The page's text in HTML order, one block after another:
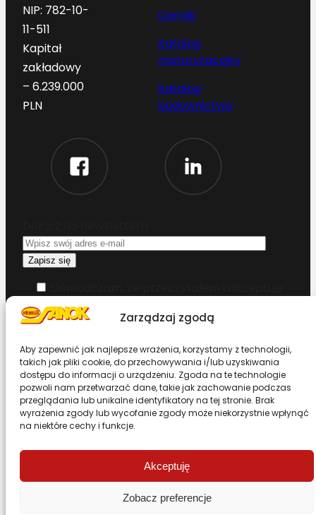
Zarządzaj zgodą
Aby zapewnić jak najlepsze wrażenia, korzystamy z technologii,
takich jak pliki cookie, do przechowywania i/lub uzyskiwania
dostępu do informacji o urządzeniu. Zgoda na te technologie
pozwoli nam przetwarzać dane, takie jak zachowanie podczas
przeglądania lub unikalne identyfikatory na tej stronie. Brak
wyrażenia zgody lub wycofanie zgody może niekorzystnie wpłynąć
na niektóre cechy i funkcje.
Akceptuję
Zobacz preferencje
NIP: 782-10-
11-511
Kapitał
zakładowy
– 6.239.000
PLN
Cennik
Katalog
motoryzacyjny
Katalog
budownictwo
warunki korzystania z serwisu
Design & Code by Foxstudio.eu
Przewiń stronę do góry